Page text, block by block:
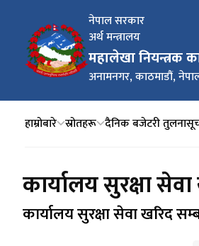
नेपाल सरकार
अर्थ मन्त्रालय
महालेखा नियन्त्रक
अनामनगर, काठमाडौं,
हाम्रोबारे स्रोतहरू दैनिक बजेटरी तुलना
कार्यालय सुरक्षा
कार्यालय सुरक्षा सेवा खरिद